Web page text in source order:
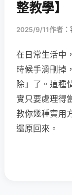
整教學】
2025/9/11作者：
在日常生活中
時候手滑刪掉
除」了。這種
實只要處理得
教你幾種實用
還原回來。